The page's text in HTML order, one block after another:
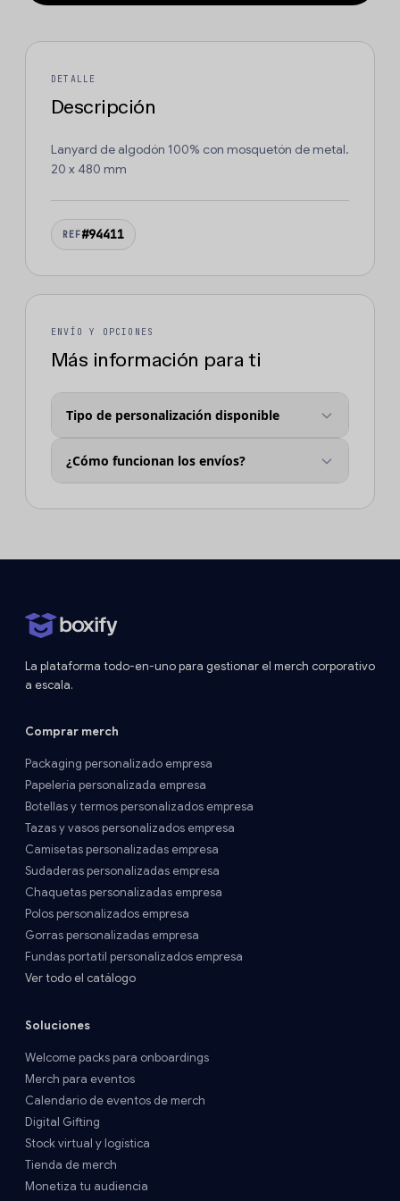
DETALLE
Descripción
Lanyard de algodón 100% con mosquetón de metal.
20 x 480 mm
REF#94411
ENVÍO Y OPCIONES
Más información para ti
Tipo de personalización disponible
¿Cómo funcionan los envíos?
La plataforma todo-en-uno para gestionar el merch corporativo
a escala.
Comprar merch
Packaging personalizado empresa
Papelería personalizada empresa
Botellas y termos personalizados empresa
Tazas y vasos personalizados empresa
Camisetas personalizadas empresa
Sudaderas personalizadas empresa
Chaquetas personalizadas empresa
Polos personalizados empresa
Gorras personalizadas empresa
Fundas portatil personalizados empresa
Ver todo el catálogo
Soluciones
Welcome packs para onboardings
Merch para eventos
Calendario de eventos de merch
Digital Gifting
Stock virtual y logística
Tienda de merch
Monetiza tu audiencia